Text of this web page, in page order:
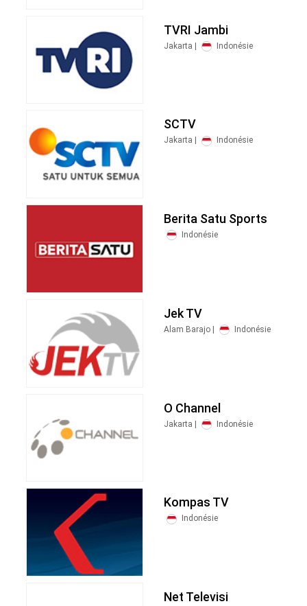
TVRI Jambi
Jakarta | Indonésie
SCTV
Jakarta | Indonésie
Berita Satu Sports
Indonésie
Jek TV
Alam Barajo | Indonésie
O Channel
Jakarta | Indonésie
Kompas TV
Indonésie
Net Televisi